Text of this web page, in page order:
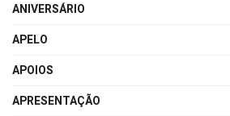
ANIVERSÁRIO
APELO
APOIOS
APRESENTAÇÃO